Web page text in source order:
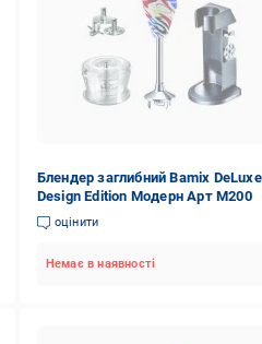
Блендер заглибний Bamix DeLuxe
Design Edition Модерн Арт M200
оцінити
Немає в наявності